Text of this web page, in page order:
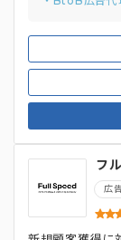
フ
広